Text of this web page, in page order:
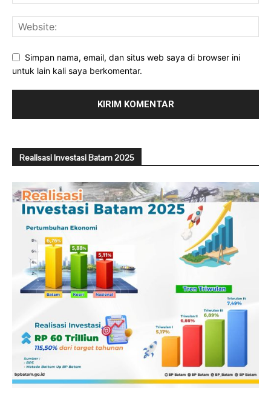
Simpan nama, email, dan situs web saya di browser ini
untuk lain kali saya berkomentar.
Realisasi Investasi Batam 2025